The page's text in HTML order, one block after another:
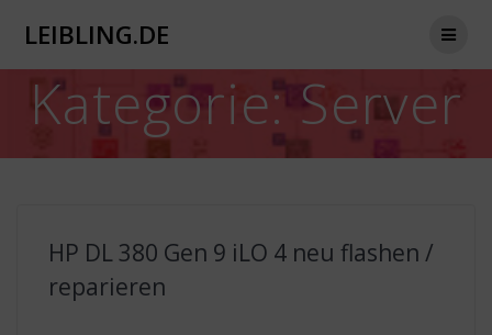
LEIBLING.DE
Kategorie:Server
HP DL 380 Gen 9 iLO 4 neu flashen /
reparieren